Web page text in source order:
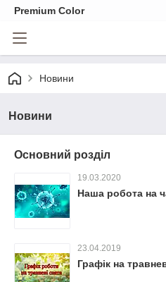
Premium Color
Новини
Новини
Основний розділ
19.03.2020
Наша робота на
23.04.2019
Графік на